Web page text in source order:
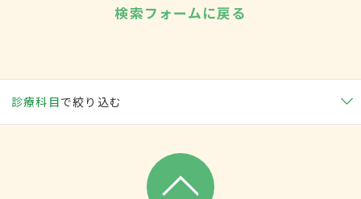
検索フォームに戻る
診療科目で絞り込む